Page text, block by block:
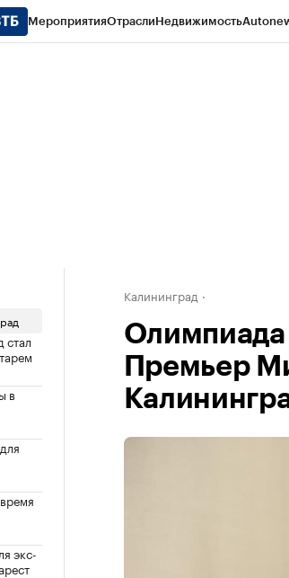
МероприятияОтраслиНедвижимость
в
экс-
Калининград
Премьер